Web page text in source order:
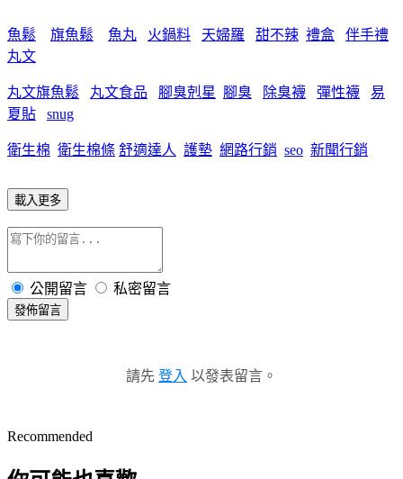
魚鬆 旗魚鬆 魚丸 火鍋料 天婦羅 甜不辣 禮盒
伴手禮
丸文
丸文旗魚鬆 丸文食品 腳臭剋星 腳臭 除臭襪 彈性襪
易
夏貼
snug
衛生棉 衛生棉條 舒適達人 護墊 網路行銷 seo 新聞行銷
載入更多
公開留言 私密留言
發佈留言
請先 登入 以發表留言。
Recommended